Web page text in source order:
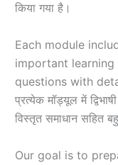
किया गया है।
Each module
important
questions with
प्रत्येक मॉड्यूल में
विस्तृत समाधान सहित
Our goal is to